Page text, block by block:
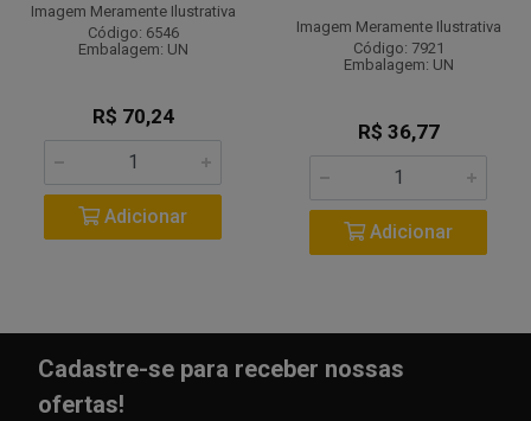
Imagem Meramente Ilustrativa
Código: 6546
Embalagem: UN
R$ 70,24
Adicionar
Imagem Meramente Ilustrativa
Código: 7921
Embalagem: UN
R$ 36,77
Adicionar
Cadastre-se para receber nossas
ofertas!